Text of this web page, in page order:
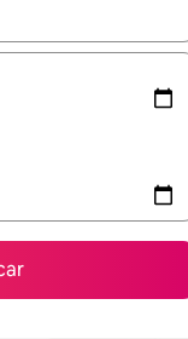
disponibles, podrás